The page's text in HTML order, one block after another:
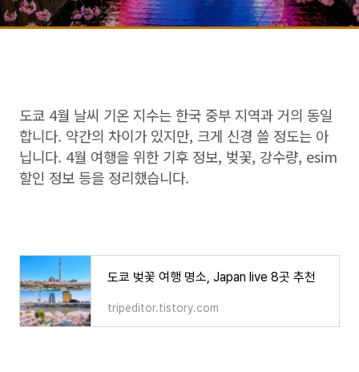
도쿄 4월 날씨 기온 지수는 한국 중부 지역과 거의 동일
합니다. 약간의 차이가 있지만, 크게 신경 쓸 정도는 아
닙니다. 4월 여행을 위한 기후 정보, 벚꽃, 강수량, esim
할인 정보 등을 정리했습니다.
도쿄 벚꽃 여행 명소, Japan live 8곳 추천
tripeditor.tistory.com